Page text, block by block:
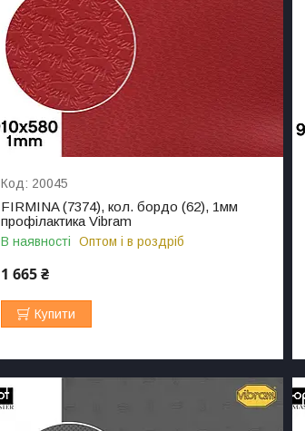
20045
FIRMINA (7374), кол. бордо (62), 1мм
профілактика Vibram
В наявності Оптом і в роздріб
1 665 ₴
Купити